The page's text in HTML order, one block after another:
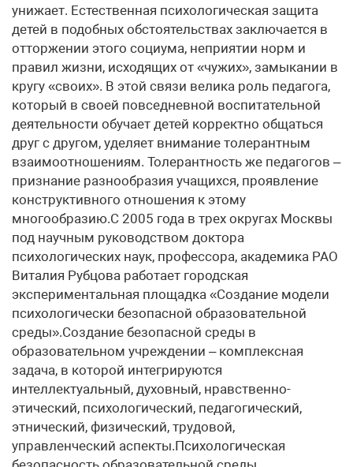
унижает. Естественная психологическая защита
детей в подобных обстоятельствах заключается в
отторжении этого социума, неприятии норм и
правил жизни, исходящих от «чужих», замыкании в
кругу «своих». В этой связи велика роль педагога,
который в своей повседневной воспитательной
деятельности обучает детей корректно общаться
друг с другом, уделяет внимание толерантным
взаимоотношениям. Толерантность же педагогов –
признание разнообразия учащихся, проявление
конструктивного отношения к этому
многообразию.С 2005 года в трех округах Москвы
под научным руководством доктора
психологических наук, профессора, академика РАО
Виталия Рубцова работает городская
экспериментальная площадка «Создание модели
психологически безопасной образовательной
среды».Создание безопасной среды в
образовательном учреждении – комплексная
задача, в которой интегрируются
интеллектуальный, духовный, нравственно-
этический, психологический, педагогический,
этнический, физический, трудовой,
управленческий аспекты.Психологическая